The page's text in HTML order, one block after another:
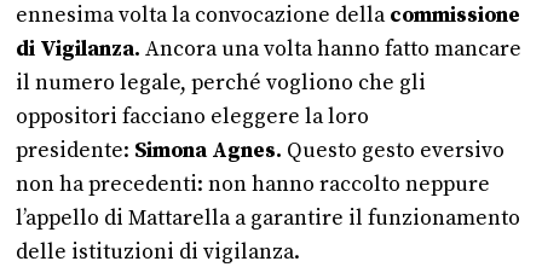
ennesima volta la convocazione dellacommissione
di Vigilanza. Ancora una volta hanno fatto mancare
il numero legale, perché vogliono che gli
oppositori facciano eleggere la loro
presidente: Simona Agnes. Questo gesto eversivo
non ha precedenti: non hanno raccolto neppure
l’appello di Mattarella a garantire il funzionamento
delle istituzioni di vigilanza.